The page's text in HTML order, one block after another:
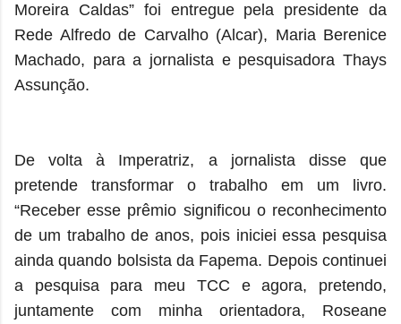
Moreira Caldas” foi entregue pela presidente da
Rede Alfredo de Carvalho (Alcar), Maria Berenice
Machado, para a jornalista e pesquisadora Thays
Assunção.
De volta à Imperatriz, a jornalista disse que
pretende transformar o trabalho em um livro.
“Receber esse prêmio significou o reconhecimento
de um trabalho de anos, pois iniciei essa pesquisa
ainda quando bolsista da Fapema. Depois continuei
a pesquisa para meu TCC e agora, pretendo,
juntamente com minha orientadora, Roseane